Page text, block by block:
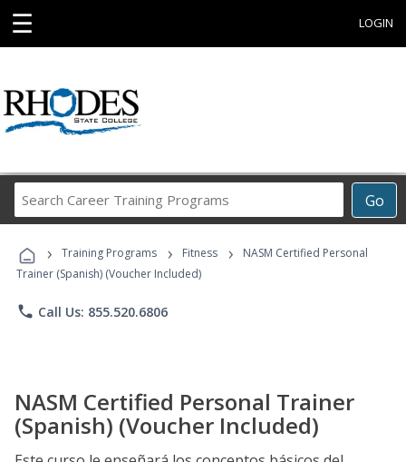
☰ LOGIN
Go
Career
Programs
› Training Programs › Fitness ›
NASM Certified Personal
Trainer (Spanish) (Voucher Included)
phone Call Us: 855.520.6806
NASM Certified Personal Trainer
(Spanish) (Voucher Included)